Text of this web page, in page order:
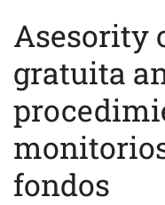
Asesority
gratuita
fondos